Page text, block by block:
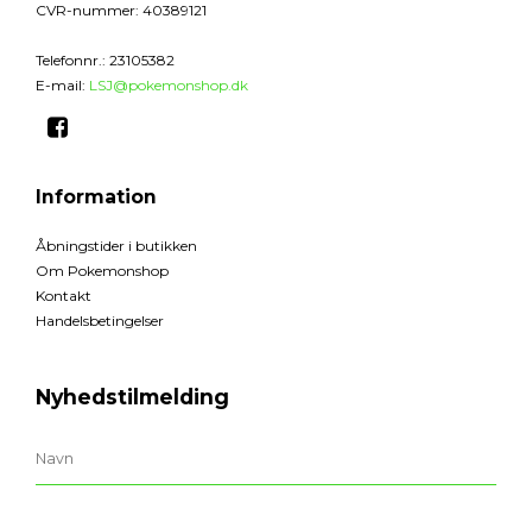
CVR-nummer: 40389121
Telefonnr.: 23105382
E-mail: LSJ@pokemonshop.dk
Information
Åbningstider i butikken
Om Pokemonshop
Kontakt
Handelsbetingelser
Nyhedstilmelding